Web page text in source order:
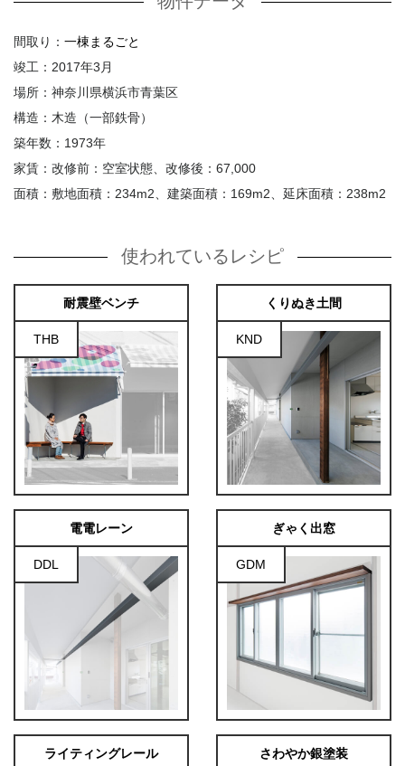
間取り： 一棟まるごと
竣工：2017年3月
場所：神奈川県横浜市青葉区
構造：木造（一部鉄骨）
築年数：1973年
家賃：改修前：空室状態、改修後：67,000
面積：敷地面積：234m2、建築面積：169m2、延床面積：238m2
使われているレシピ
耐震壁ベンチ
THB
くりぬき土間
KND
電電レーン
DDL
ぎゃく出窓
GDM
ライティングレール さわやか銀塗装